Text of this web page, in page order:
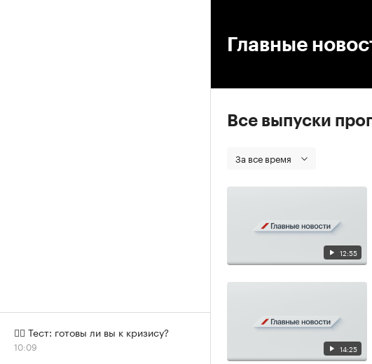
Главные
Все выпуски
За все время
12:55
14:25
✍🏻 Тест: готовы ли вы к кризису?
10:09